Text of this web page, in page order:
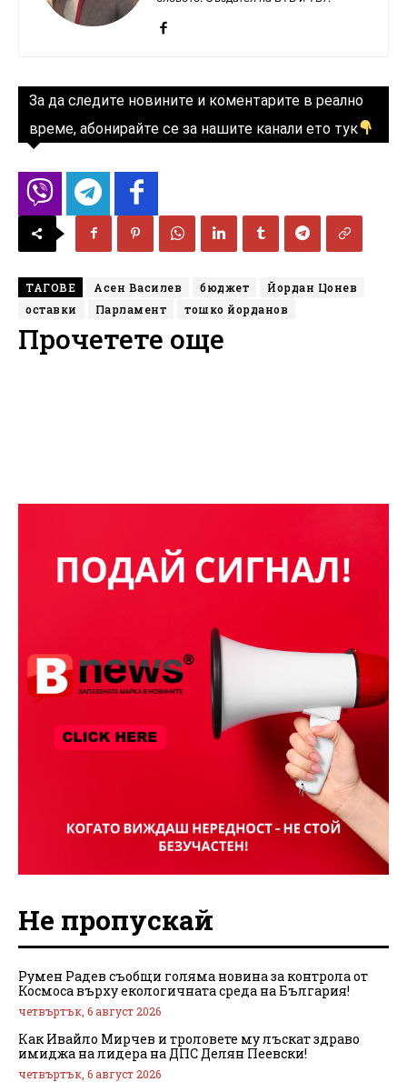
За да следите новините и коментарите в реално
време, абонирайте се за нашите канали ето тук
ТАГОВЕ Асен Василев бюджет
Йордан Цонев
оставки
Парламент тошко йорданов
Прочетете още
Не пропускай
Румен Радев съобщи голяма новина за контрола от
Космоса върху екологичната среда на България!
четвъртък, 6 август 2026
Как Ивайло Мирчев и троловете му лъскат здраво
имиджа на лидера на ДПС Делян Пеевски!
четвъртък, 6 август 2026